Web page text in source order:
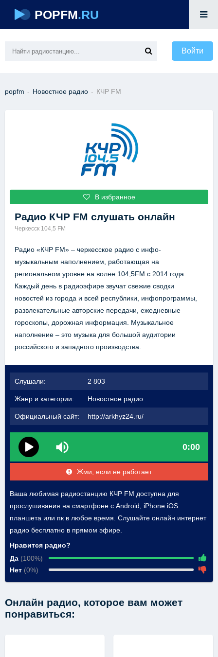
POPFM.RU
Войти
popfm - Новостное радио - КЧР FM
В избранное
Радио КЧР FM слушать онлайн
Черкесск 104,5 FM
Радио «КЧР FM» – черкесское радио с инфо-
музыкальным наполнением, работающая на
региональном уровне на волне 104,5FM c 2014 года.
Каждый день в радиоэфире звучат свежие сводки
новостей из города и всей республики, инфопрограммы,
развлекательные авторские передачи, ежедневные
гороскопы, дорожная информация. Музыкальное
наполнение – это музыка для большой аудитории
российского и западного производства.
Слушали: 2 803
Жанр и категории: Новостное радио
Официальный сайт: http://arkhyz24.ru/
0:00
Жми, если не работает
Ваша любимая радиостанцию КЧР FM доступна для
прослушивания на смартфоне с Android, iPhone iOS
планшета или пк в любое время. Слушайте онлайн интернет
радио бесплатно в прямом эфире.
Нравится радио?
Да (100%)
Нет (0%)
Онлайн радио, которое вам может
понравиться: